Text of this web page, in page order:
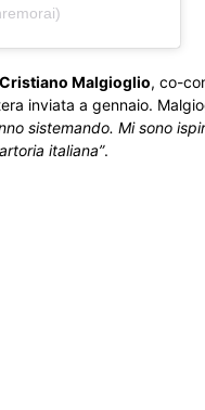
Cristiano Malgioglio, co-
inviata a gennaio.
sistemando. Mi sono
italiana”.